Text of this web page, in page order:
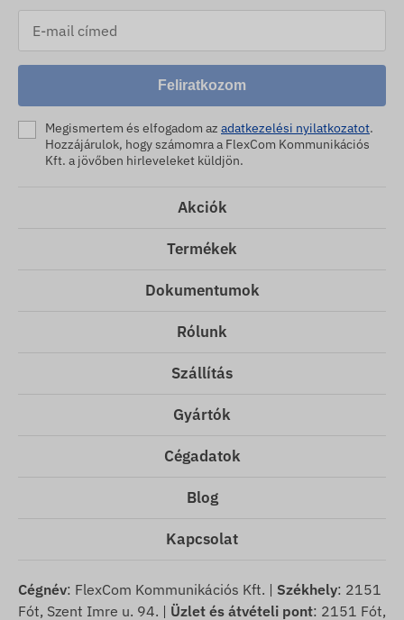
Feliratkozom
Megismertem és elfogadom az adatkezelési nyilatkozatot.
Hozzájárulok, hogy számomra a FlexCom Kommunikációs
Kft. a jövőben hirleveleket küldjön.
Akciók
Termékek
Dokumentumok
Rólunk
Szállítás
Gyártók
Cégadatok
Blog
Kapcsolat
Cégnév: FlexCom Kommunikációs Kft. | Székhely: 2151
Fót, Szent Imre u. 94. | Üzlet és átvételi pont: 2151 Fót,